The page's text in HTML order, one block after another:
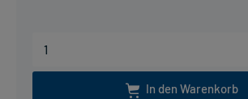
In den Warenkorb